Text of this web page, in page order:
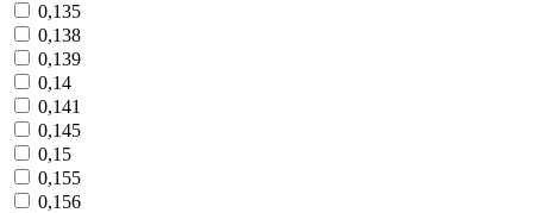
0,135
0,138
0,139
0,14
0,141
0,145
0,15
0,155
0,156